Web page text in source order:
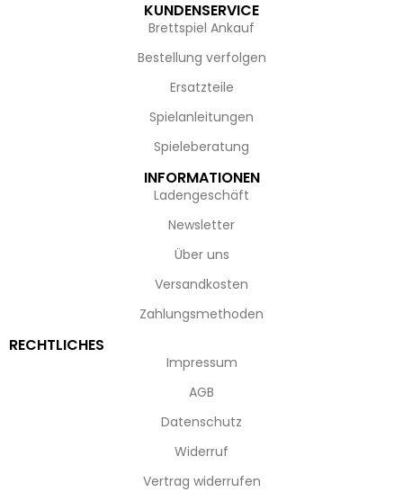
KUNDENSERVICE
Brettspiel Ankauf
Bestellung verfolgen
Ersatzteile
Spielanleitungen
Spieleberatung
INFORMATIONEN
Ladengeschäft
Newsletter
Über uns
Versandkosten
Zahlungsmethoden
RECHTLICHES
Impressum
AGB
Datenschutz
Widerruf
Vertrag widerrufen